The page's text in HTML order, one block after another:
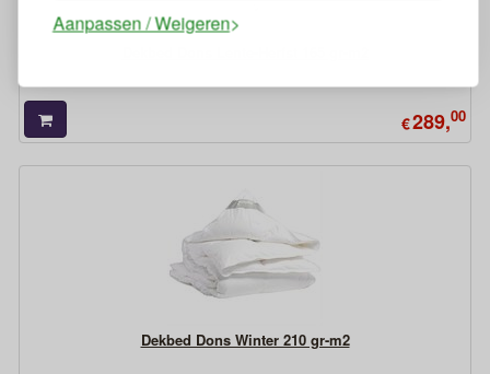
Aanpassen / Weigeren
€289,00
Dekbed Dons Winter 210 gr-m2